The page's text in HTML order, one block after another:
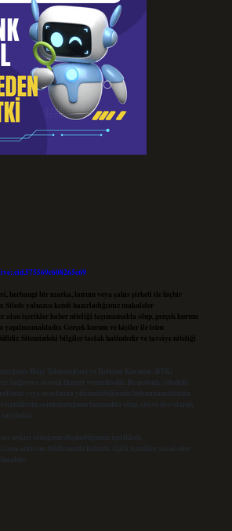
herhangi bir marka, kurum veya şahıs şirketi ile hiçbir
Sitede yalnızca kendi hazırladığımız makaleler
alan içerikler haber niteliği taşımamakta olup, gerçek kurum
yapılmamaktadır. Gerçek kurum ve kişiler ile isim
Sitemizdeki bilgiler taslak halindedir ve tavsiye niteliği
Bilgi Teknolojileri ve İletişim Kurumu (BTK)
Sağlayıcı olarak hizmet vermektedir. Bu nedenle, sitedeki
veya araştırma yükümlülüğümüz bulunmamaktadır.
içeriklerin sorumluluğunu taşımakta olup, siteye üye olarak
aykırı olduğunu düşündüğünüz içerikleri,
adresine bildirmeniz halinde, ilgili içerikler yasal süre